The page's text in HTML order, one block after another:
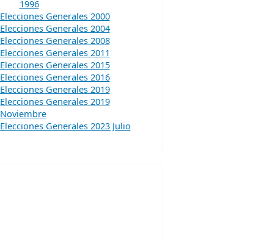
1996
Elecciones Generales 2000
Elecciones Generales 2004
Elecciones Generales 2008
Elecciones Generales 2011
Elecciones Generales 2015
Elecciones Generales 2016
Elecciones Generales 2019
Elecciones Generales 2019
Noviembre
Elecciones Generales 2023 Julio